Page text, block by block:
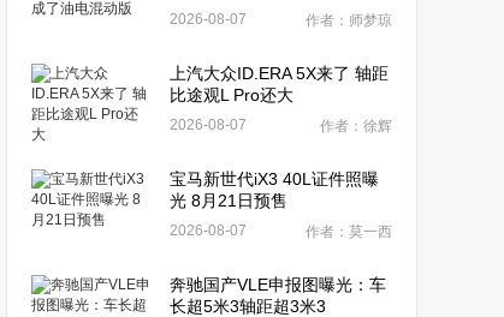
2026-08-07 作者：师梦琼
上汽大众ID.ERA 5X来了 轴距
比途观L Pro还大
2026-08-07 作者：徐辉
宝马新世代iX3 40L证件照曝
光 8月21日预售
2026-08-07 作者：莫一西
奔驰国产VLE申报图曝光：车
长超5米3轴距超3米3